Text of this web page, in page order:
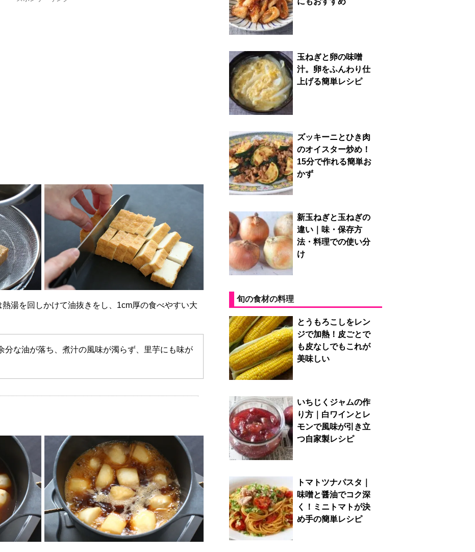
分な油が落ち、煮汁の風味が濁らず、里芋にも味が
玉ねぎと卵の味噌
汁。卵をふんわり仕
上げる簡単レシピ
ズッキーニとひき肉
のオイスター炒め！
15分で作れる簡単お
かず
新玉ねぎと玉ねぎの
違い｜味・保存方
法・料理での使い分
け
旬の食材の料理
とうもろこしをレン
ジで加熱！皮ごとで
も皮なしでもこれが
美味しい
いちじくジャムの作
り方｜白ワインとレ
モンで風味が引き立
つ自家製レシピ
トマトツナパスタ｜
味噌と醤油でコク深
く！ミニトマトが決
め手の簡単レシピ